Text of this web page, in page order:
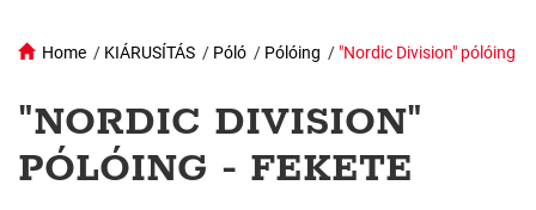
Home / KIÁRUSÍTÁS / Póló / Pólóing / "Nordic Division" pólóing
"NORDIC DIVISION"
PÓLÓING - FEKETE